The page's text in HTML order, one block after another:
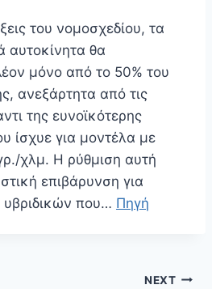
του νομοσχεδίου, τα
αυτοκίνητα θα
μόνο από το 50% του
ανεξάρτητα από τις
της ευνοϊκότερης
ίσχυε για μοντέλα με
χλμ. Η ρύθμιση αυτή
επιβάρυνση για
που… Πηγή
NEXT